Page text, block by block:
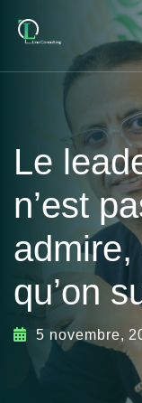
Le
n’est
admire,
qu’on
5 novembre,